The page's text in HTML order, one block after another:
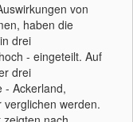
von
haben die
drei
- eingeteilt. Auf
drei
- Ackerland,
werden.